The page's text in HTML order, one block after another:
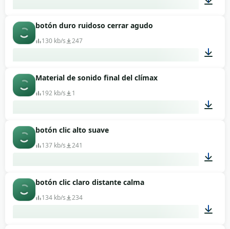
botón duro ruidoso cerrar agudo
130 kb/s 247
Material de sonido final del clímax
192 kb/s 1
botón clic alto suave
137 kb/s 241
botón clic claro distante calma
134 kb/s 234